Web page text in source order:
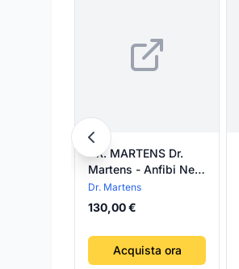
DR. MARTENS Dr.
Martens - Anfibi Neri
da Bambino
Dr. Martens
130,00 €
Acquista ora